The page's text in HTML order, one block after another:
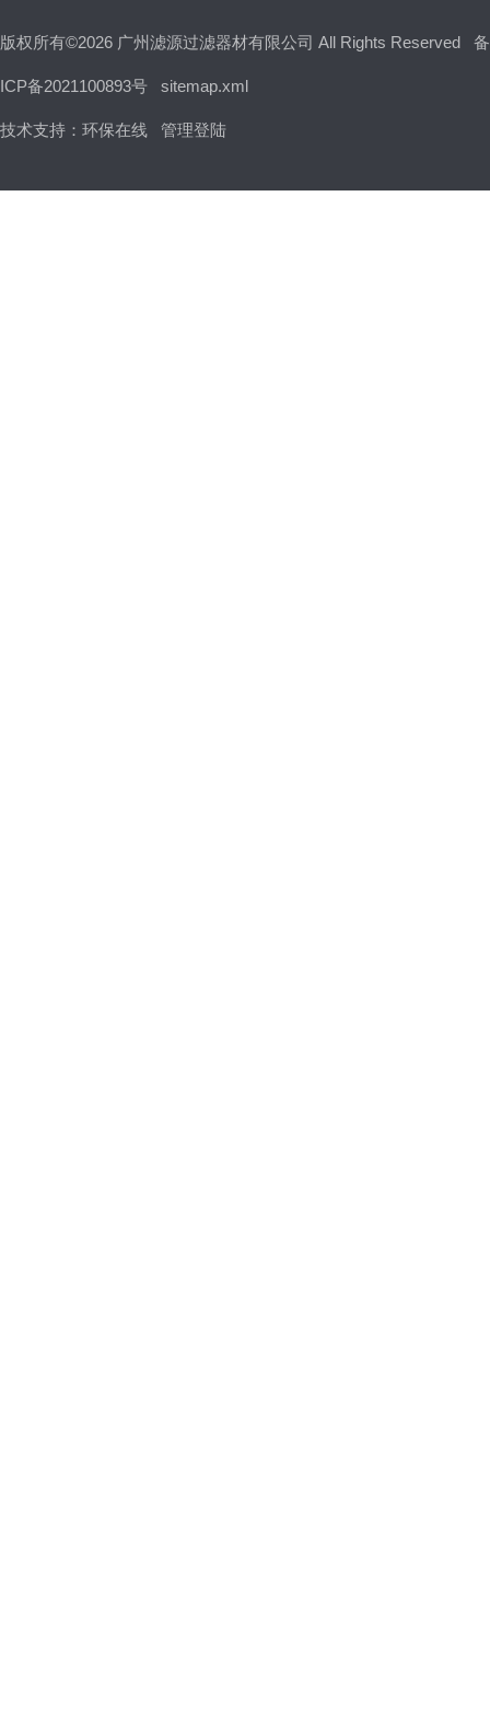
版权所有©2026 广州滤源过滤器材有限公司 All Rights Reserved
ICP备2021100893号 sitemap.xml
技术支持： 环保在线 管理登陆